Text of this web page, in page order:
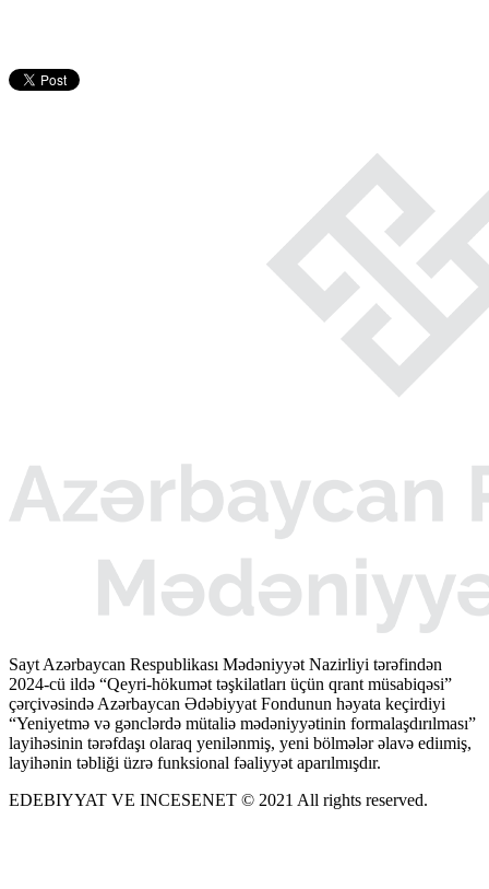
Sayt Azərbaycan Respublikası Mədəniyyət Nazirliyi tərəfindən
2024-cü ildə “Qeyri-hökumət təşkilatları üçün qrant müsabiqəsi”
çərçivəsində Azərbaycan Ədəbiyyat Fondunun həyata keçirdiyi
“Yeniyetmə və gənclərdə mütaliə mədəniyyətinin formalaşdırılması”
layihəsinin tərəfdaşı olaraq yenilənmiş, yeni bölmələr əlavə ediımiş,
layihənin təbliği üzrə funksional fəaliyyət aparılmışdır.
EDEBIYYAT VE INCESENET © 2021 All rights reserved.